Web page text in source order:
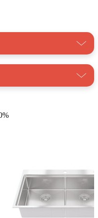
plus không chỉ mang
bụi bẩn và vi khuẩn
và an toàn.
Đá Màu Xám chất
va đập. Đây là một trong
cáp nhất hiện nay với
chống bám mùi hiệu quả,
biệt, chậu có thể chịu
khi tiếp xúc với thực